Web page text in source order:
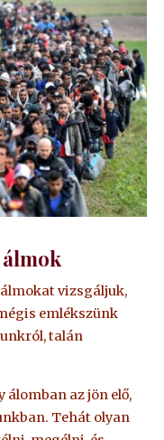
vizsgáljuk,
emlékszünk
talán
az jön elő,
Tehát olyan